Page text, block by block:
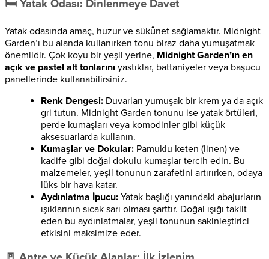
🛏️ Yatak Odası: Dinlenmeye Davet
Yatak odasında amaç, huzur ve sükûnet sağlamaktır. Midnight
Garden’ı bu alanda kullanırken tonu biraz daha yumuşatmak
önemlidir. Çok koyu bir yeşil yerine, Midnight Garden’ın en
açık ve pastel alt tonlarını yastıklar, battaniyeler veya başucu
panellerinde kullanabilirsiniz.
Renk Dengesi: Duvarları yumuşak bir krem ya da açık
gri tutun. Midnight Garden tonunu ise yatak örtüleri,
perde kumaşları veya komodinler gibi küçük
aksesuarlarda kullanın.
Kumaşlar ve Dokular: Pamuklu keten (linen) ve
kadife gibi doğal dokulu kumaşlar tercih edin. Bu
malzemeler, yeşil tonunun zarafetini artırırken, odaya
lüks bir hava katar.
Aydınlatma İpucu: Yatak başlığı yanındaki abajurların
ışıklarının sıcak sarı olması şarttır. Doğal ışığı taklit
eden bu aydınlatmalar, yeşil tonunun sakinleştirici
etkisini maksimize eder.